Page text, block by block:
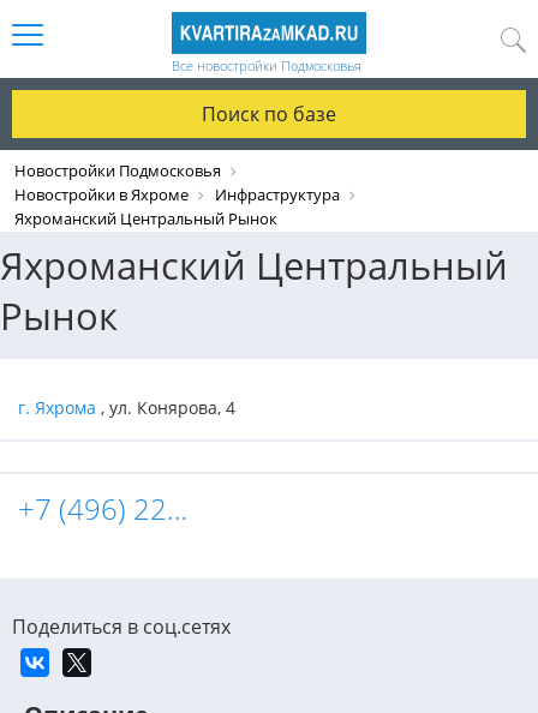
Все новостройки Подмосковья
Поиск по базе
Новостройки Подмосковья
Новостройки в Яхроме
Инфраструктура
Яхроманский Центральный Рынок
Яхроманский Центральный
Рынок
г. Яхрома , ул. Конярова, 4
+7 (496) 225-21-31
Поделиться в соц.сетях